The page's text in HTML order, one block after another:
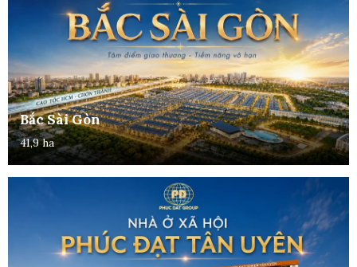
Bắc Sài Gòn
41,9 ha